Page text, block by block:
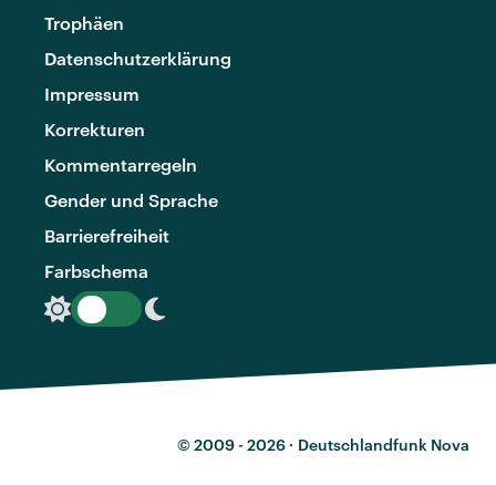
Trophäen
Datenschutzerklärung
Impressum
Korrekturen
Kommentarregeln
Gender und Sprache
Barrierefreiheit
Farbschema
© 2009 - 2026 · Deutschlandfunk Nova